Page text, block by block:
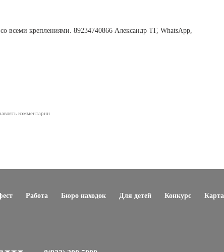
всеми креплениями. 89234740866 Александр ТГ, WhatsApp,
комментарии
Работа Бюро находок Для детей Конкурс Карта